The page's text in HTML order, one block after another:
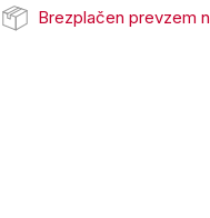
Brezplačen prevzem
Brezplačen prevzem na